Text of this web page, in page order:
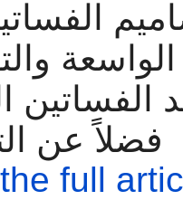
الواسعة
الفساتين
فضلاً عن
full